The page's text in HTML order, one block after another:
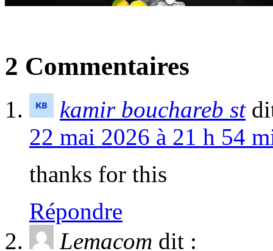
2 Commentaires
kamir bouchareb st
22 mai 2026 à 21 h 54
thanks for this
Répondre
Lemacom dit :